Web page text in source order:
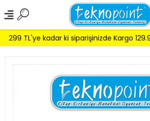
299 TL'ye kadar ki siparişinizde Kargo